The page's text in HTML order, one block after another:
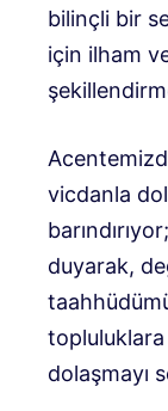
bilinçli bir
için ilham
vicdanla
duyarak,
dolaşmayı